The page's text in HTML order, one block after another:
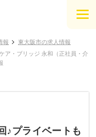
報
東大阪市の求人情報
ア・ブリッジ 永和（正社員・介
♪プライベートも